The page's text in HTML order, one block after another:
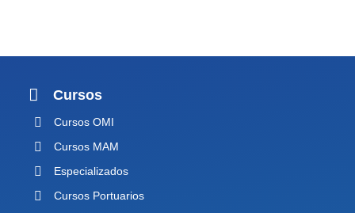
Cursos
Cursos OMI
Cursos MAM
Especializados
Cursos Portuarios